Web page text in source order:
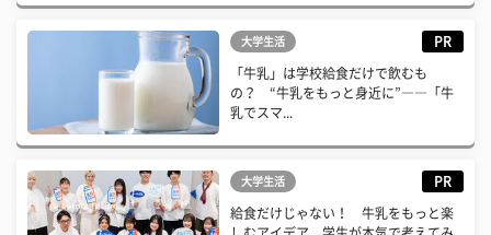
大学生活 PR
「牛乳」は学校給食だけで飲むも
の？ “牛乳をもっと身近に”――「牛
乳でスマ...
大学生活 PR
給食だけじゃない！ 牛乳をもっと楽